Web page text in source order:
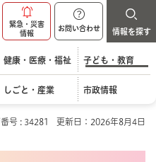
緊急・災害
情報
お問い合わせ 情報を探す
健康・医療・福祉 子ども・教育
しごと・産業 市政情報
号 : 34281 更新日：2026年8月4日